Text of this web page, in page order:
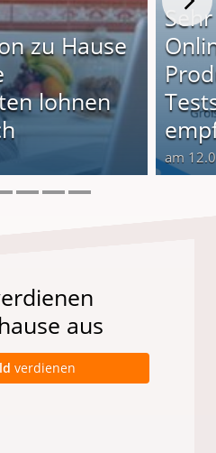
zu Hause
lohnen
am
aus
verdienen